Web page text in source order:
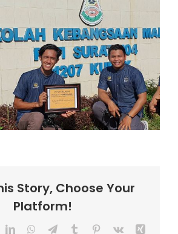
Story, Choose Your
Platform!
LinkedInWhatsApp
TelegramTumblr Pinterest
Vk